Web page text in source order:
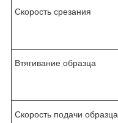
Скорость срезания
Втягивание образца
Скорость подачи образца